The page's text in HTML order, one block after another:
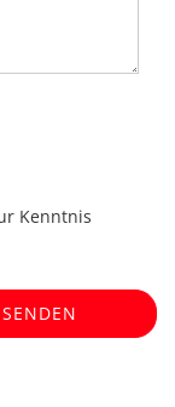
Kenntnis
SENDEN